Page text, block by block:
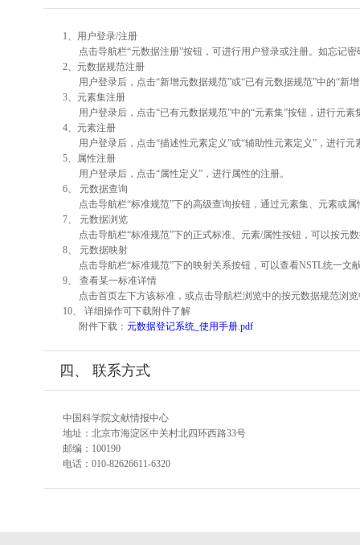
1、用户登录/注册
点击导航栏“元数据注册”按钮，可进行用户登录或注册。如忘记
2、元数据规范注册
用户登录后，点击“新增元数据规范”或“已有元数据规范”中的“新
3、元素集注册
用户登录后，点击“已有元数据规范”中的“元素集”按钮，进行元素
4、元素注册
用户登录后，点击“描述性元素定义”或“辅助性元素定义”，进行元
5、属性注册
用户登录后，点击“属性定义”，进行属性的注册。
6、 元数据查询
点击导航栏“标准规范”下的高级查询按钮，通过元素集、元素或
7、 元数据浏览
点击导航栏“标准规范”下的正式标准、元素/属性按钮，可以按元
8、 元数据映射
点击导航栏“标准规范”下的映射关系按钮，可以查看NSTL统一文
9、 查看某一标准详情
点击首页左下方该标准，或点击导航栏浏览中的按元数据规范浏
10、 详细操作可下载附件了解
附件下载： 元数据登记系统_使用手册.pdf
四、 联系方式
中国科学院文献情报中心
地址：北京市海淀区中关村北四环西路33号
邮编：100190
电话：010-82626611-6320